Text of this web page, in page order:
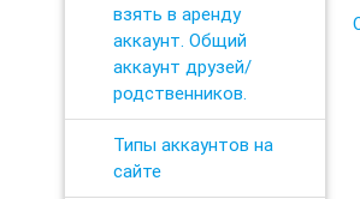
взять в аренду
аккаунт. Общий
аккаунт друзей/
родственников.
Типы аккаунтов на
сайте